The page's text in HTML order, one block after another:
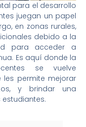
para el desarrollo
juegan un papel
en zonas rurales,
debido a la
para acceder a
Es aquí donde la
se vuelve
les permite mejorar
y brindar una